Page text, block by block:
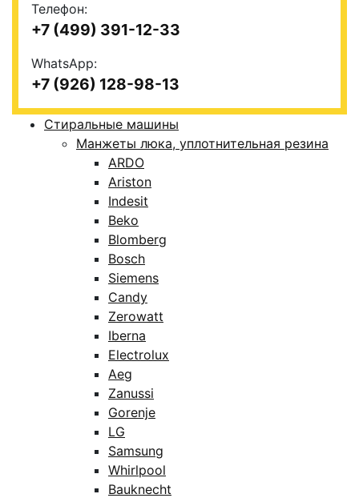
Телефон:
+7 (499) 391-12-33
WhatsApp:
+7 (926) 128-98-13
Стиральные машины
Манжеты люка, уплотнительная резина
ARDO
Ariston
Indesit
Beko
Blomberg
Bosch
Siemens
Candy
Zerowatt
Iberna
Electrolux
Aeg
Zanussi
Gorenje
LG
Samsung
Whirlpool
Bauknecht